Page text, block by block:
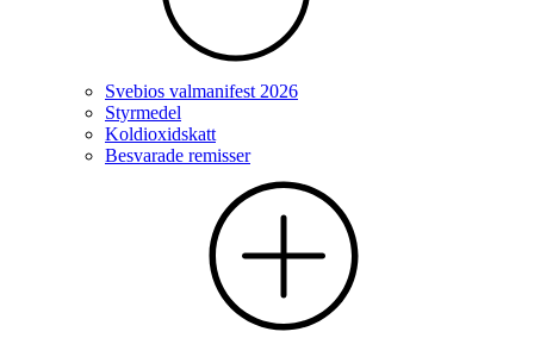
Svebios valmanifest 2026
Styrmedel
Koldioxidskatt
Besvarade remisser